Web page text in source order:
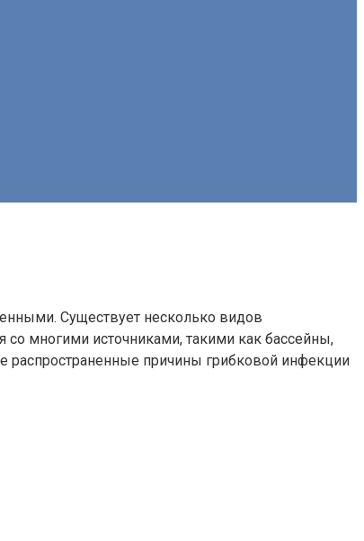
Существует несколько видов
многими источниками, такими как бассейны,
распространенные причины грибковой инфекции